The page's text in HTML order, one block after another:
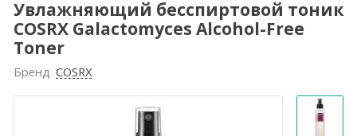
Увлажняющий бесспиртовой тоник
COSRX Galactomyces Alcohol-Free
Toner
Бренд COSRX